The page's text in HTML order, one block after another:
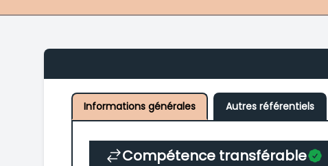
Informations générales Autres référentiels
Compétence transférable